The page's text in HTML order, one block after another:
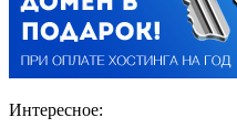
Интересное: